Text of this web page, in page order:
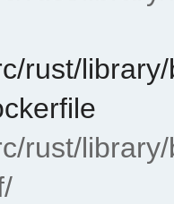
rust/
rust/